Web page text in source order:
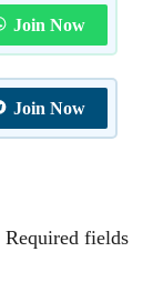
Join Now
Join Now
Required fields